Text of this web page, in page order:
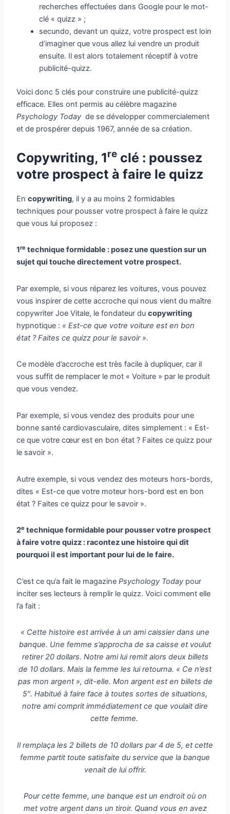
recherches effectuées dans Google pour le mot-
clé « quizz » ;
secundo, devant un quizz, votre prospect est loin
d’imaginer que vous allez lui vendre un produit
ensuite. Il est alors totalement réceptif à votre
publicité-quizz.
Voici donc 5 clés pour construire une publicité-quizz
efficace. Elles ont permis au célèbre magazine
Psychology Today de se développer commercialement
et de prospérer depuis 1967, année de sa création.
Copywriting, 1re clé : poussez
votre prospect à faire le quizz
Encopywriting, il y a au moins 2 formidables
techniques pour pousser votre prospect à faire le quizz
que vous lui proposez :
1re technique formidable : posez une question sur un
sujet qui touche directement votre prospect.
Par exemple, si vous réparez les voitures, vous pouvez
vous inspirer de cette accroche qui nous vient du maître
copywriter Joe Vitale, le fondateur ducopywriting
hypnotique : « Est-ce que votre voiture est en bon
état ? Faites ce quizz pour le savoir ».
Ce modèle d’accroche est très facile à dupliquer, car il
vous suffit de remplacer le mot « Voiture » par le produit
que vous vendez.
Par exemple, si vous vendez des produits pour une
bonne santé cardiovasculaire, dites simplement : « Est-
ce que votre cœur est en bon état ? Faites ce quizz pour
le savoir ».
Autre exemple, si vous vendez des moteurs hors-bords,
dites « Est-ce que votre moteur hors-bord est en bon
état ? Faites ce quizz pour le savoir ».
2e technique formidable pour pousser votre prospect
à faire votre quizz : racontez une histoire qui dit
pourquoi il est important pour lui de le faire.
C’est ce qu’a fait le magazinePsychology Today pour
inciter ses lecteurs à remplir le quizz. Voici comment elle
l’a fait :
« Cette histoire est arrivée à un ami caissier dans une
banque. Une femme s’approcha de sa caisse et voulut
retirer 20 dollars. Notre ami lui remit alors deux billets
de 10 dollars. Mais la femme les lui retourna. « Ce n’est
pas mon argent », dit-elle. Mon argent est en billets de
5″. Habitué à faire face à toutes sortes de situations,
notre ami comprit immédiatement ce que voulait dire
cette femme.
Il remplaça les 2 billets de 10 dollars par 4 de 5, et cette
femme partit toute satisfaite du service que la banque
venait de lui offrir.
Pour cette femme, une banque est un endroit où on
met votre argent dans un tiroir. Quand vous en avez